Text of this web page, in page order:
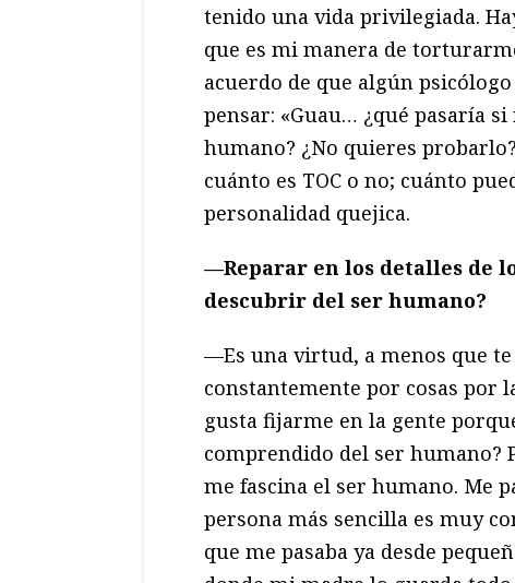
tenido una vida privilegiada.
que es mi manera de
acuerdo de que algún
pensar: «Guau… ¿qué pasaría
humano? ¿No quieres
cuánto es TOC o no; cuánto
personalidad quejica.
—Reparar en los detalles de
descubrir del ser humano?
—Es una virtud, a menos que
constantemente por cosas por
gusta fijarme en la gente
comprendido del ser humano?
me fascina el ser humano. Me
persona más sencilla es muy
que me pasaba ya desde